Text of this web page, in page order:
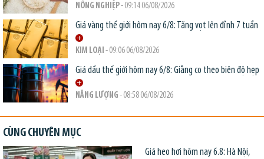
NÔNG NGHIỆP- 09:14 06/08/2026
Giá vàng thế giới hôm nay 6/8: Tăng vọt lên đỉnh 7 tuần
KIM LOẠI - 09:06 06/08/2026
Giá dầu thế giới hôm nay 6/8: Giằng co theo biên độ hẹp
NĂNG LƯỢNG - 08:58 06/08/2026
CÙNG CHUYÊN MỤC
Giá heo hơi hôm nay 6.8: Hà Nội,